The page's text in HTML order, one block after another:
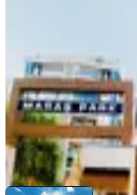
4+1·
10.400.000 ₺
GÜMÜŞ GAYRİMENKUL
Ara